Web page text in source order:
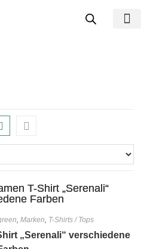
, Marken, T-Shirts / Tops
„Serenali“ verschiedene